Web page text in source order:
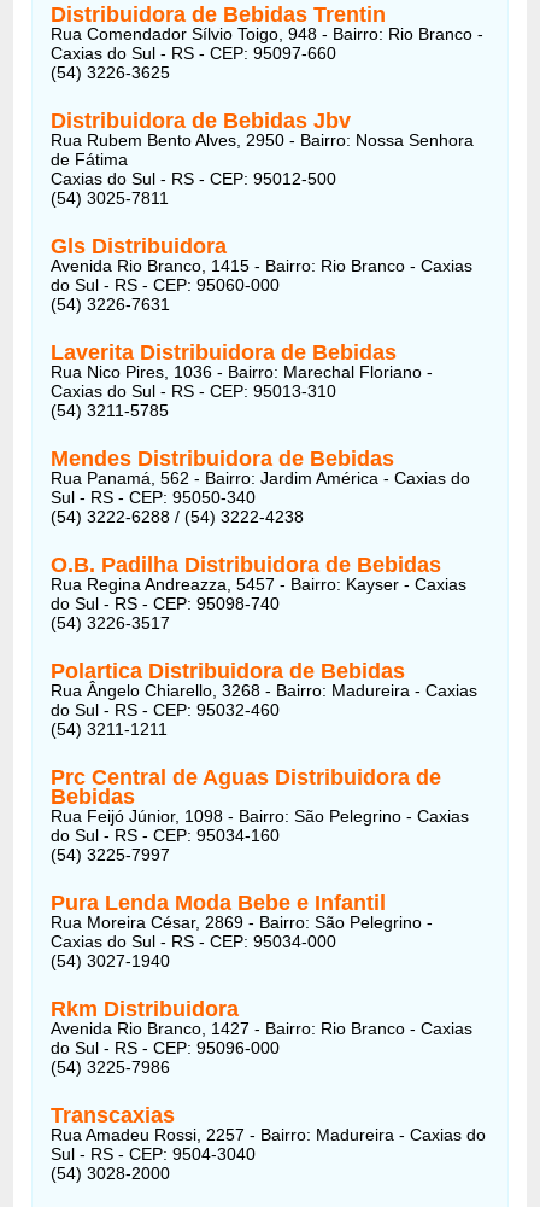
Distribuidora de Bebidas Trentin
Rua Comendador Sílvio Toigo, 948 - Bairro: Rio Branco -
Caxias do Sul - RS - CEP: 95097-660
(54) 3226-3625
Distribuidora de Bebidas Jbv
Rua Rubem Bento Alves, 2950 - Bairro: Nossa Senhora
de Fátima
Caxias do Sul - RS - CEP: 95012-500
(54) 3025-7811
Gls Distribuidora
Avenida Rio Branco, 1415 - Bairro: Rio Branco - Caxias
do Sul - RS - CEP: 95060-000
(54) 3226-7631
Laverita Distribuidora de Bebidas
Rua Nico Pires, 1036 - Bairro: Marechal Floriano -
Caxias do Sul - RS - CEP: 95013-310
(54) 3211-5785
Mendes Distribuidora de Bebidas
Rua Panamá, 562 - Bairro: Jardim América - Caxias do
Sul - RS - CEP: 95050-340
(54) 3222-6288 / (54) 3222-4238
O.B. Padilha Distribuidora de Bebidas
Rua Regina Andreazza, 5457 - Bairro: Kayser - Caxias
do Sul - RS - CEP: 95098-740
(54) 3226-3517
Polartica Distribuidora de Bebidas
Rua Ângelo Chiarello, 3268 - Bairro: Madureira - Caxias
do Sul - RS - CEP: 95032-460
(54) 3211-1211
Prc Central de Aguas Distribuidora de
Bebidas
Rua Feijó Júnior, 1098 - Bairro: São Pelegrino - Caxias
do Sul - RS - CEP: 95034-160
(54) 3225-7997
Pura Lenda Moda Bebe e Infantil
Rua Moreira César, 2869 - Bairro: São Pelegrino -
Caxias do Sul - RS - CEP: 95034-000
(54) 3027-1940
Rkm Distribuidora
Avenida Rio Branco, 1427 - Bairro: Rio Branco - Caxias
do Sul - RS - CEP: 95096-000
(54) 3225-7986
Transcaxias
Rua Amadeu Rossi, 2257 - Bairro: Madureira - Caxias do
Sul - RS - CEP: 9504-3040
(54) 3028-2000